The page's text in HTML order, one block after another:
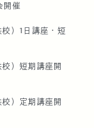
開催
）1日講座・短
）短期講座開
）定期講座開